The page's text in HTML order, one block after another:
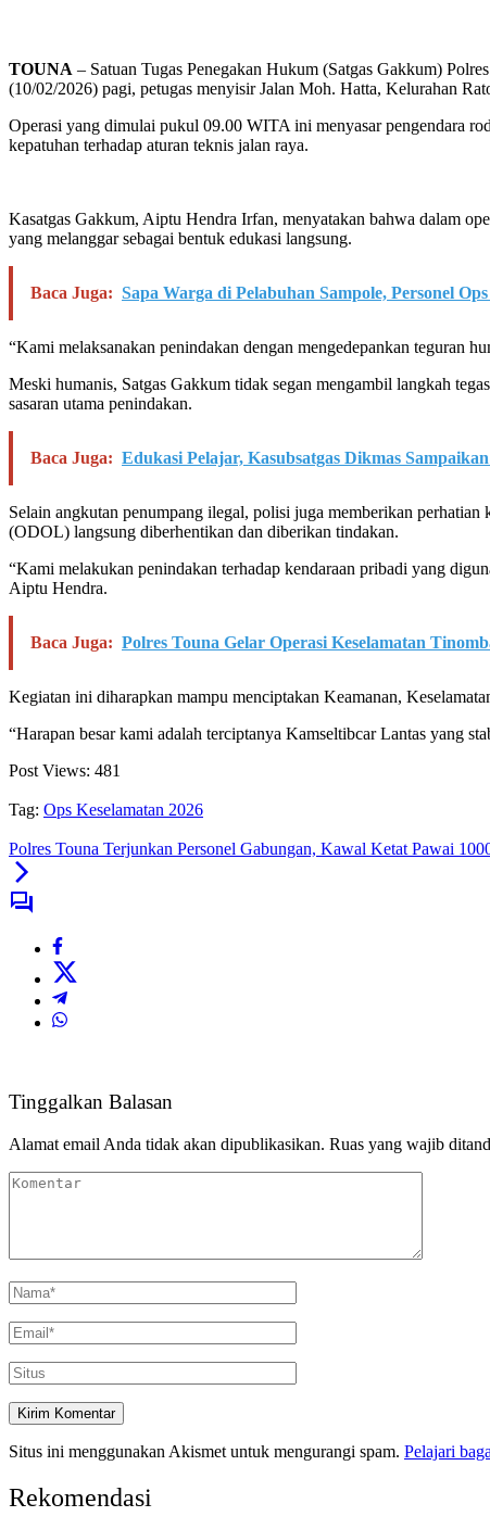
TOUNA – Satuan Tugas Penegakan Hukum (Satgas Gakkum)
(10/02/2026) pagi, petugas menyisir Jalan Moh. Hatta, Kelurahan
Operasi yang dimulai pukul 09.00 WITA ini menyasar pengendara
kepatuhan terhadap aturan teknis jalan raya.
Kasatgas Gakkum, Aiptu Hendra Irfan, menyatakan bahwa dalam
yang melanggar sebagai bentuk edukasi langsung.
Baca Juga: Sapa Warga di Pelabuhan Sampole, Personel
“Kami melaksanakan penindakan dengan mengedepankan teguran
Meski humanis, Satgas Gakkum tidak segan mengambil langkah
sasaran utama penindakan.
Baca Juga: Edukasi Pelajar, Kasubsatgas Dikmas
Selain angkutan penumpang ilegal, polisi juga memberikan
(ODOL) langsung diberhentikan dan diberikan tindakan.
“Kami melakukan penindakan terhadap kendaraan pribadi yang
Aiptu Hendra.
Baca Juga: Polres Touna Gelar Operasi Keselamatan
Kegiatan ini diharapkan mampu menciptakan Keamanan,
“Harapan besar kami adalah terciptanya Kamseltibcar Lantas yang
Post Views: 481
Tag: Ops Keselamatan 2026
Polres Touna Terjunkan Personel Gabungan, Kawal Ketat Pawai
Tinggalkan Balasan
Alamat email Anda tidak akan dipublikasikan. Ruas yang wajib
Situs ini menggunakan Akismet untuk mengurangi spam. Pelajari
Rekomendasi